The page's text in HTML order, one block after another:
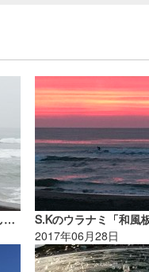
☆加藤のウラナミ『台風スウェルは楽しいぜよ!!!』
S.Kのウラナミ「和風
2017年06月28日